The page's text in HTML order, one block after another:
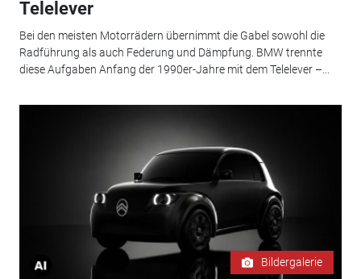
Telelever
Bei den meisten Motorrädern übernimmt die Gabel sowohl die
Radführung als auch Federung und Dämpfung. BMW trennte
diese Aufgaben Anfang der 1990er-Jahre mit dem Telelever –...
Bildergalerie